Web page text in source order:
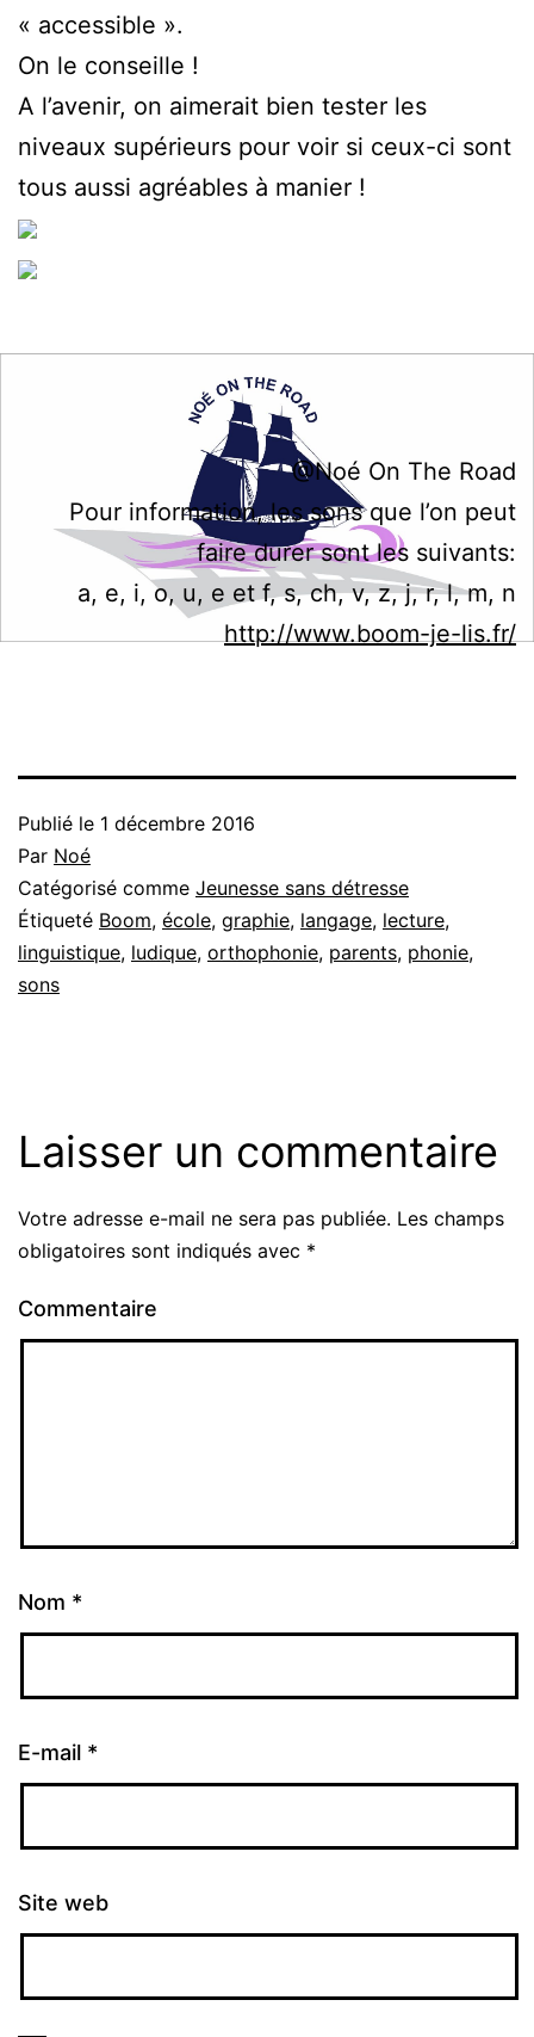
« accessible ».
On le conseille !
A l’avenir, on aimerait bien tester les
niveaux supérieurs pour voir si ceux-ci sont
tous aussi agréables à manier !
@Noé On The Road
Pour information, les sons que l’on peut
faire durer sont les suivants:
a, e, i, o, u, e et f, s, ch, v, z, j, r, l, m, n
http://www.boom-je-lis.fr/
Publié le 1 décembre 2016
Par Noé
Catégorisé comme Jeunesse sans détresse
Étiqueté Boom, école, graphie, langage, lecture,
linguistique, ludique, orthophonie, parents, phonie,
sons
Laisser un commentaire
Votre adresse e-mail ne sera pas publiée. Les champs
obligatoires sont indiqués avec *
Commentaire
Nom *
E-mail *
Site web